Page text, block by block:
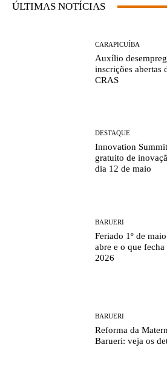
ÚLTIMAS NOTÍCIAS
CARAPICUÍBA
Auxílio
inscrições abertas
CRAS
DESTAQUE
Innovation
gratuito de
dia 12 de maio
BARUERI
Feriado 1º de
abre e o que
2026
BARUERI
Reforma da
Barueri: veja os